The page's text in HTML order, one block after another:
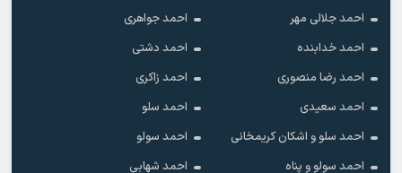
احمد جلالی مهر
احمد جواهری
احمد خدابنده
احمد دشتی
احمد رضا منصوری
احمد زاکری
احمد سعیدی
احمد سلو
احمد سلو و اشکان کریمخانی
احمد سولو
احمد سولو و پناه
احمد شهابی